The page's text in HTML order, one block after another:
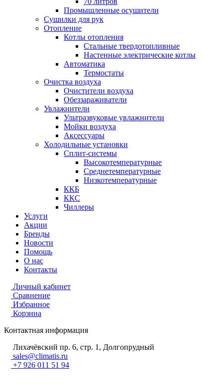
Промышленные осушители
Сушилки для рук
Отопление
Котлы отопления
Стальные твердотопливные
Настенные электрические котлы
Автоматика
Термостаты
Очистка воздуха
Очистители воздуха
Обеззараживатели
Увлажнители
Ультразвуковые увлажнители
Мойки воздуха
Аксессуары
Холодильные установки
Сплит-системы
Высокотемпературные
Среднетемпературные
Низкотемпературные
ККБ
ККС
Чиллеры
Услуги
Акции
Бренды
Новости
Помощь
О нас
Контакты
Личный кабинет
Сравнение
Избранное
Корзина
Контактная информация
Лихачёвский пр. 6, стр. 1, Долгопрудный
sales@climatis.ru
+7 926 011 51 94